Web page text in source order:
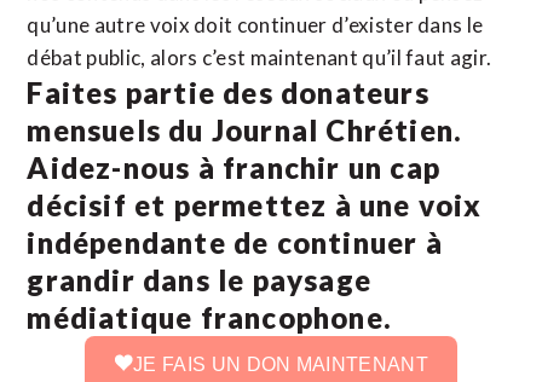
qu’une autre voix doit continuer d’exister dans le
débat public, alors c’est maintenant qu’il faut agir.
Faites partie des donateurs
mensuels du Journal Chrétien.
Aidez-nous à franchir un cap
décisif et permettez à une voix
indépendante de continuer à
grandir dans le paysage
médiatique francophone.
JE FAIS UN DON MAINTENANT